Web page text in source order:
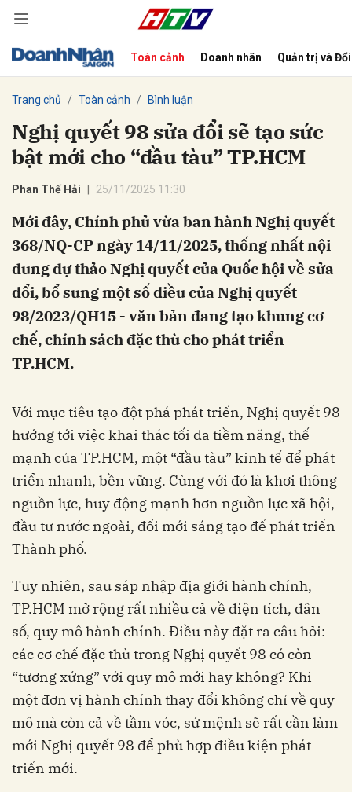
Toàn cảnh Doanh nhân Quản trị và
Trang chủ Toàn cảnh Bình luận
Nghị quyết 98 sửa đổi sẽ tạo sức
bật mới cho “đầu tàu” TP.HCM
Phan Thế Hải 25/11/2025 11:30
Mới đây, Chính phủ vừa ban hành Nghị quyết
368/NQ-CP ngày 14/11/2025, thống nhất nội
dung dự thảo Nghị quyết của Quốc hội về sửa
đổi, bổ sung một số điều của Nghị quyết
98/2023/QH15 - văn bản đang tạo khung cơ
chế, chính sách đặc thù cho phát triển
TP.HCM.
Với mục tiêu tạo đột phá phát triển, Nghị quyết 98
hướng tới việc khai thác tối đa tiềm năng, thế
mạnh của TP.HCM, một “đầu tàu” kinh tế để phát
triển nhanh, bền vững. Cùng với đó là khơi thông
nguồn lực, huy động mạnh hơn nguồn lực xã hội,
đầu tư nước ngoài, đổi mới sáng tạo để phát triển
Thành phố.
Tuy nhiên, sau sáp nhập địa giới hành chính,
TP.HCM mở rộng rất nhiều cả về diện tích, dân
số, quy mô hành chính. Điều này đặt ra câu hỏi:
các cơ chế đặc thù trong Nghị quyết 98 có còn
“tương xứng” với quy mô mới hay không? Khi
một đơn vị hành chính thay đổi không chỉ về quy
mô mà còn cả về tầm vóc, sứ mệnh sẽ rất cần làm
mới Nghị quyết 98 để phù hợp điều kiện phát
triển mới.
Hủy